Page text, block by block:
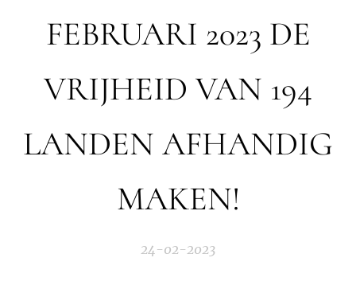
FEBRUARI 2023 DE
VRIJHEID VAN 194
LANDEN AFHANDIG
MAKEN!
24-02-2023